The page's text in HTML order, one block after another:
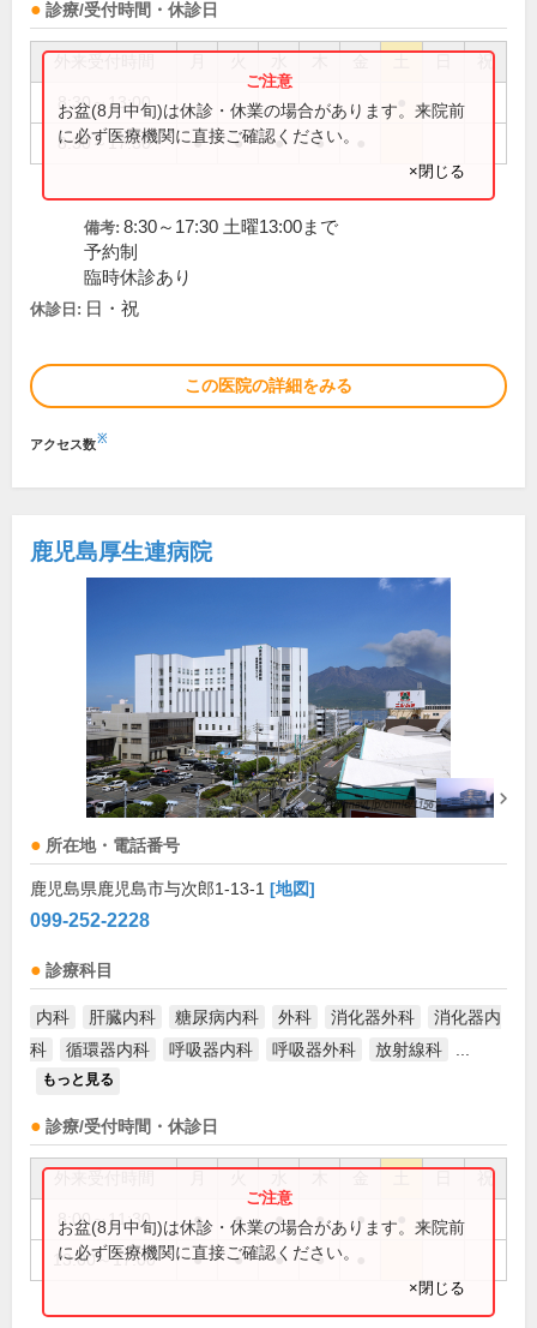
診療/受付時間・休診日
祝
8:30～13:00
8:30～17:30 ● ● ● ●
お盆(8月中旬)は休診・休業の場合があります。来院前
に必ず医療機関に直接ご確認ください。
×閉じる
備考: 8:30～17:30 土曜13:00まで
予約制
臨時休診あり
休診日: 日・祝
この医院の詳細をみる
アクセス数※
鹿児島厚生連病院
所在地・電話番号
鹿児島県鹿児島市与次郎1-13-1 [地図]
099-252-2228
診療科目
内科 肝臓内科 糖尿病内科 外科 消化器外科
消化器内
科
循環器内科 呼吸器内科 呼吸器外科 放射線科
もっと見る
診療/受付時間・休診日
祝
8:00～11:30 ● ● ● ● ●
13:00～17:00 ● ● ● ●
お盆(8月中旬)は休診・休業の場合があります。来院前
に必ず医療機関に直接ご確認ください。
×閉じる